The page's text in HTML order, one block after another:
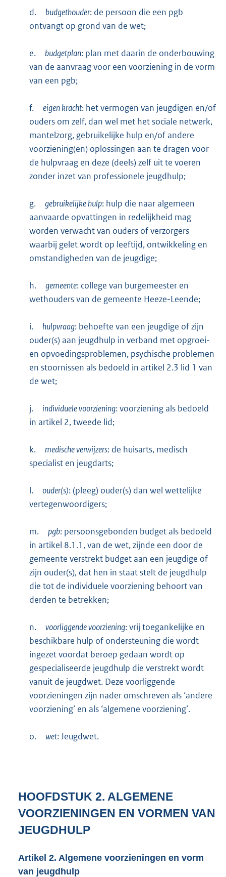
d. budgethouder: de persoon die een pgb
ontvangt op grond van de wet;
e. budgetplan: plan met daarin de onderbouwing
van de aanvraag voor een voorziening in de vorm
van een pgb;
f. eigen kracht: het vermogen van jeugdigen en/of
ouders om zelf, dan wel met het sociale netwerk,
mantelzorg, gebruikelijke hulp en/of andere
voorziening(en) oplossingen aan te dragen voor
de hulpvraag en deze (deels) zelf uit te voeren
zonder inzet van professionele jeugdhulp;
g. gebruikelijke hulp: hulp die naar algemeen
aanvaarde opvattingen in redelijkheid mag
worden verwacht van ouders of verzorgers
waarbij gelet wordt op leeftijd, ontwikkeling en
omstandigheden van de jeugdige;
h. gemeente: college van burgemeester en
wethouders van de gemeente Heeze-Leende;
i. hulpvraag: behoefte van een jeugdige of zijn
ouder(s) aan jeugdhulp in verband met opgroei-
en opvoedingsproblemen, psychische problemen
en stoornissen als bedoeld in artikel 2.3 lid 1 van
de wet;
j. individuele voorziening: voorziening als bedoeld
in artikel 2, tweede lid;
k. medische verwijzers: de huisarts, medisch
specialist en jeugdarts;
l. ouder(s): (pleeg) ouder(s) dan wel wettelijke
vertegenwoordigers;
m. pgb: persoonsgebonden budget als bedoeld
in artikel 8.1.1, van de wet, zijnde een door de
gemeente verstrekt budget aan een jeugdige of
zijn ouder(s), dat hen in staat stelt de jeugdhulp
die tot de individuele voorziening behoort van
derden te betrekken;
n. voorliggende voorziening: vrij toegankelijke en
beschikbare hulp of ondersteuning die wordt
ingezet voordat beroep gedaan wordt op
gespecialiseerde jeugdhulp die verstrekt wordt
vanuit de jeugdwet. Deze voorliggende
voorzieningen zijn nader omschreven als ‘andere
voorziening’ en als ‘algemene voorziening’.
o. wet: Jeugdwet.
HOOFDSTUK 2. ALGEMENE
VOORZIENINGEN EN VORMEN VAN
JEUGDHULP
Artikel 2. Algemene voorzieningen en vorm
van jeugdhulp